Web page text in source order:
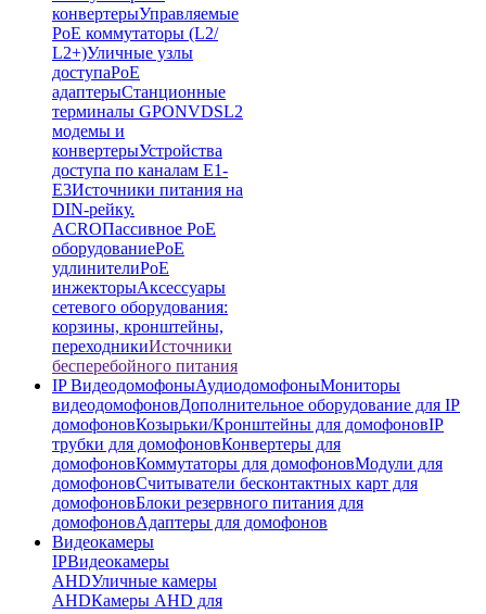
конвертерыУправляемые
PoE коммутаторы (L2/
L2+)Уличные узлы
доступаPoE
адаптерыСтанционные
терминалы GPONVDSL2
модемы и
конвертерыУстройства
доступа по каналам E1-
E3Источники питания на
DIN-рейку.
ACROПассивное PoE
оборудованиеPoE
удлинителиPoE
инжекторыАксессуары
сетевого оборудования:
корзины, кронштейны,
переходникиИсточники
бесперебойного питания
IP ВидеодомофоныАудиодомофоныМониторы
видеодомофоновДополнительное оборудование для IP
домофоновКозырьки/Кронштейны для домофоновIP
трубки для домофоновКонвертеры для
домофоновКоммутаторы для домофоновМодули для
домофоновСчитыватели бесконтактных карт для
домофоновБлоки резервного питания для
домофоновАдаптеры для домофонов
Видеокамеры
IPВидеокамеры
AHDУличные камеры
AHDКамеры AHD для